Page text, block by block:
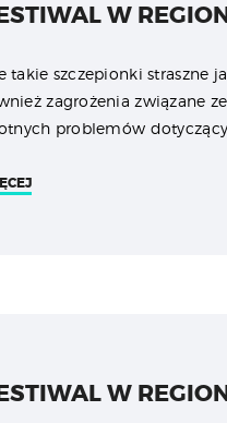
W
takie szczepionki straszne
zagrożenia związane
problemów
W